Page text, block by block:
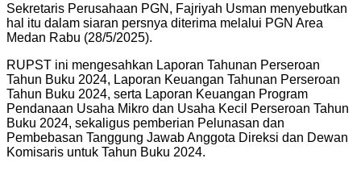
Sekretaris Perusahaan PGN, Fajriyah Usman menyebutkan
hal itu dalam siaran persnya diterima melalui PGN Area
Medan Rabu (28/5/2025).
RUPST ini mengesahkan Laporan Tahunan Perseroan
Tahun Buku 2024, Laporan Keuangan Tahunan Perseroan
Tahun Buku 2024, serta Laporan Keuangan Program
Pendanaan Usaha Mikro dan Usaha Kecil Perseroan Tahun
Buku 2024, sekaligus pemberian Pelunasan dan
Pembebasan Tanggung Jawab Anggota Direksi dan Dewan
Komisaris untuk Tahun Buku 2024.